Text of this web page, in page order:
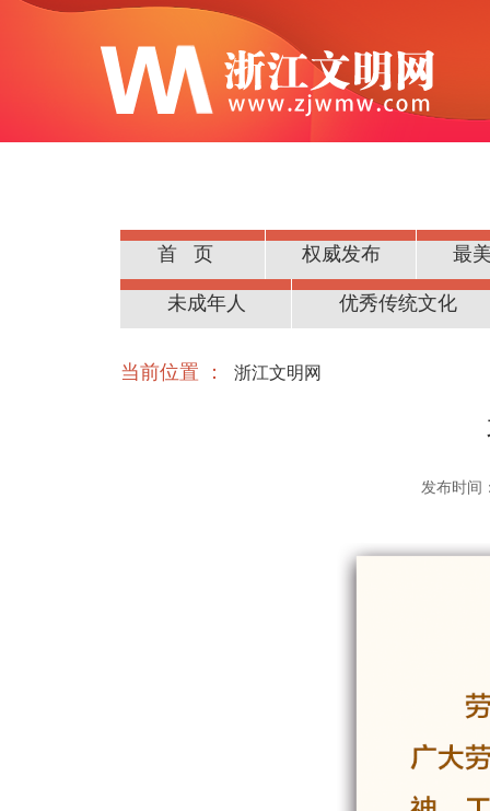
首页 权威发布 最
公民道德
未成年人 优秀传统文化
当前位置 ： 浙江文明网
发布时间